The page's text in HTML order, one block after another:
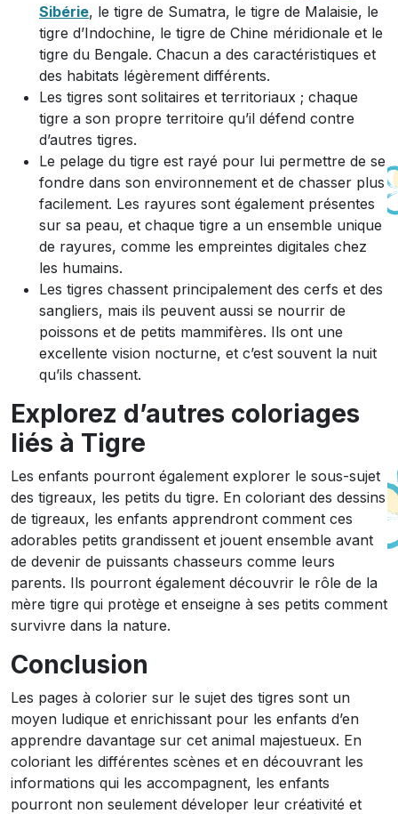
Sibérie, le tigre de Sumatra, le tigre de Malaisie, le
tigre d’Indochine, le tigre de Chine méridionale et le
tigre du Bengale. Chacun a des caractéristiques et
des habitats légèrement différents.
Les tigres sont solitaires et territoriaux ; chaque
tigre a son propre territoire qu’il défend contre
d’autres tigres.
Le pelage du tigre est rayé pour lui permettre de se
fondre dans son environnement et de chasser plus
facilement. Les rayures sont également présentes
sur sa peau, et chaque tigre a un ensemble unique
de rayures, comme les empreintes digitales chez
les humains.
Les tigres chassent principalement des cerfs et des
sangliers, mais ils peuvent aussi se nourrir de
poissons et de petits mammifères. Ils ont une
excellente vision nocturne, et c’est souvent la nuit
qu’ils chassent.
Explorez d’autres coloriages
liés à Tigre
Les enfants pourront également explorer le sous-sujet
des tigreaux, les petits du tigre. En coloriant des dessins
de tigreaux, les enfants apprendront comment ces
adorables petits grandissent et jouent ensemble avant
de devenir de puissants chasseurs comme leurs
parents. Ils pourront également découvrir le rôle de la
mère tigre qui protège et enseigne à ses petits comment
survivre dans la nature.
Conclusion
Les pages à colorier sur le sujet des tigres sont un
moyen ludique et enrichissant pour les enfants d’en
apprendre davantage sur cet animal majestueux. En
coloriant les différentes scènes et en découvrant les
informations qui les accompagnent, les enfants
pourront non seulement déveloper leur créativité et